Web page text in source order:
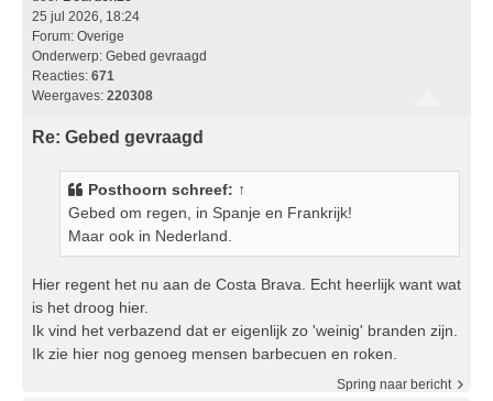
25 jul 2026, 18:24
Forum: Overige
Onderwerp: Gebed gevraagd
Reacties: 671
Weergaves: 220308
Re: Gebed gevraagd
Posthoorn schreef: ↑
Gebed om regen, in Spanje en Frankrijk!
Maar ook in Nederland.
Hier regent het nu aan de Costa Brava. Echt heerlijk want wat
is het droog hier.
Ik vind het verbazend dat er eigenlijk zo 'weinig' branden zijn.
Ik zie hier nog genoeg mensen barbecuen en roken.
Spring naar bericht